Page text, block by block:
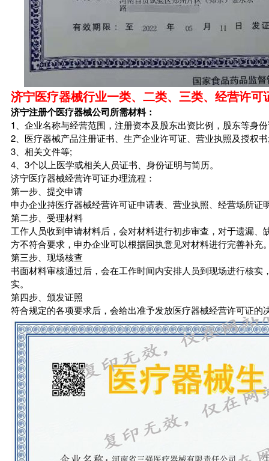
济宁医疗器械行业一类、二类、三类、经营许
济宁注册个医疗器械公司所需材料：
1、企业名称与经营范围，注册资本及股东出资比例，股东等身
2、医疗器械产品注册证书、生产企业许可证、营业执照及授权
3、相关文件等;
4、3个以上医学或相关人员证书、身份证明与简历。
济宁医疗器械经营许可证办理流程：
第一步、提交申请
申办企业持医疗器械经营许可证申请表、营业执照、经营场所
第二步、受理材料
工作人员收到申请材料后，会对材料进行初步审查，对于遗漏
方不符合要求，申办企业可以根据回执意见对材料进行完善补充
第三步、现场核查
书面材料审核通过后，会在工作时间内安排人员到现场进行核
实。
第四步、颁发证照
符合规定的各项要求后，会给出准予发放医疗器械经营许可证的